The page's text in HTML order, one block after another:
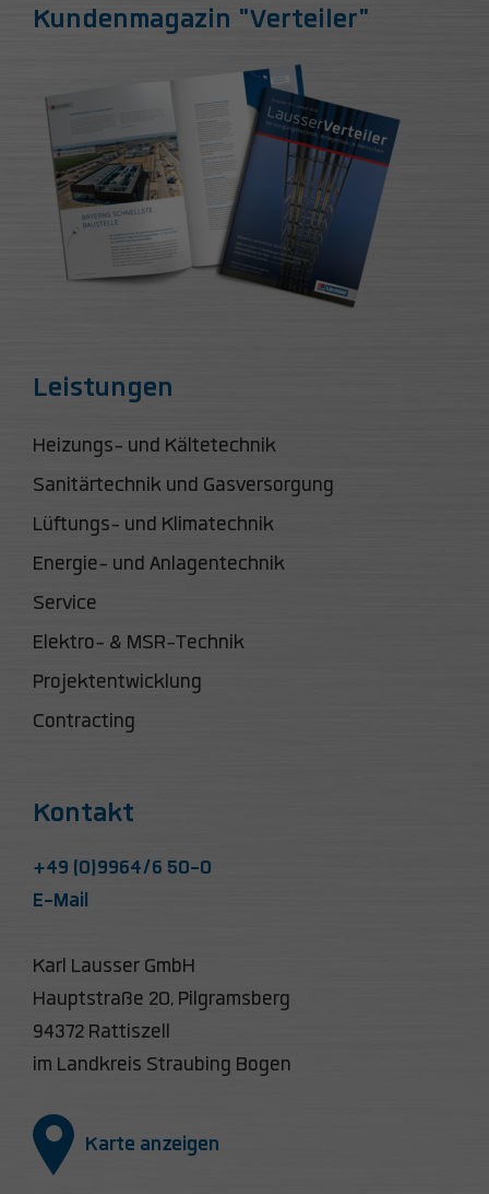
Kundenmagazin "Verteiler"
Leistungen
Heizungs- und Kältetechnik
Sanitärtechnik und Gasversorgung
Lüftungs- und Klimatechnik
Energie- und Anlagentechnik
Service
Elektro- & MSR-Technik
Projektentwicklung
Contracting
Kontakt
+49 (0)9964/6 50-0
E-Mail
Karl Lausser GmbH
Hauptstraße 20, Pilgramsberg
94372 Rattiszell
im Landkreis Straubing Bogen
Karte anzeigen